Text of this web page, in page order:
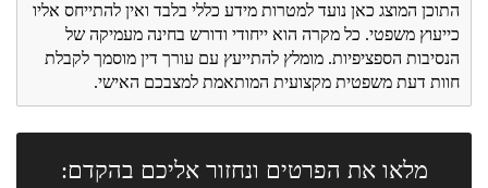
התוכן המוצג כאן נועד למטרות מידע כללי בלבד ואין להתייחס אליו
כייעוץ משפטי. כל מקרה הוא ייחודי ודורש בחינה מעמיקה של
הנסיבות הספציפיות. מומלץ להתייעץ עם עורך דין מוסמך לקבלת
חוות דעת משפטית מקצועית המותאמת למצבכם האישי.
מלאו את הפרטים ונחזור אליכם בהקדם: